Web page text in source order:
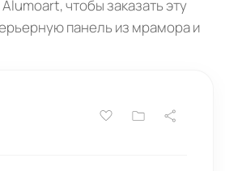
чтобы заказать эту
панель из мрамора и